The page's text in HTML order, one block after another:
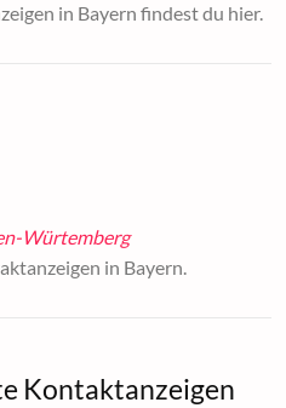
in Bayern findest du hier.
Würtemberg
in Bayern.
Kontaktanzeigen